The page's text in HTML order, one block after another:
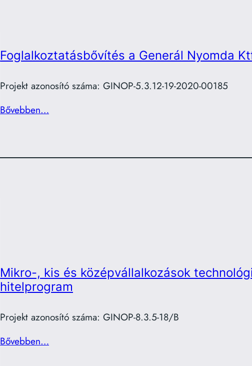
Foglalkoztatásbővítés a Generál Nyomda
Projekt azonosító száma: GINOP-5.3.12-19-2020-00185
Bővebben…
Mikro-, kis és középvállalkozások
hitelprogram
Projekt azonosító száma: GINOP-8.3.5-18/B
Bővebben…